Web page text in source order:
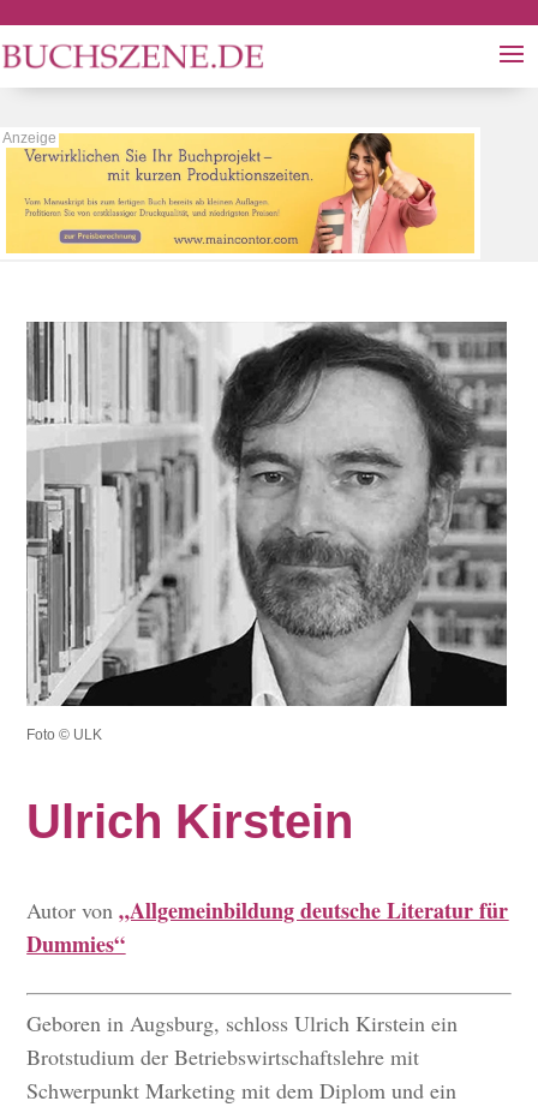
Foto © ULK
Ulrich Kirstein
Autor von„Allgemeinbildung deutsche Literatur für
Dummies“
Geboren in Augsburg, schloss Ulrich Kirstein ein
Brotstudium der Betriebswirtschaftslehre mit
Schwerpunkt Marketing mit dem Diplom und ein